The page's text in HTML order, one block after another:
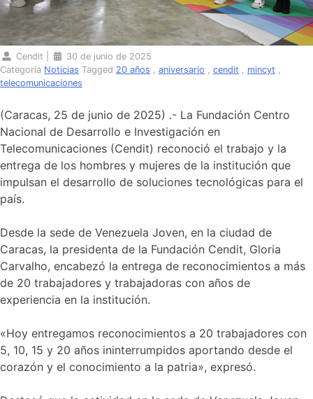
Cendit
30 de junio de 2025
Categoría Noticias Tagged 20 años , aniversario , cendit , mincyt ,
telecomunicaciones
(Caracas, 25 de junio de 2025) .- La Fundación Centro
Nacional de Desarrollo e Investigación en
Telecomunicaciones (Cendit) reconoció el trabajo y la
entrega de los hombres y mujeres de la institución que
impulsan el desarrollo de soluciones tecnológicas para el
país.
Desde la sede de Venezuela Joven, en la ciudad de
Caracas, la presidenta de la Fundación Cendit, Gloria
Carvalho, encabezó la entrega de reconocimientos a más
de 20 trabajadores y trabajadoras con años de
experiencia en la institución.
«Hoy entregamos reconocimientos a 20 trabajadores con
5, 10, 15 y 20 años ininterrumpidos aportando desde el
corazón y el conocimiento a la patria», expresó.